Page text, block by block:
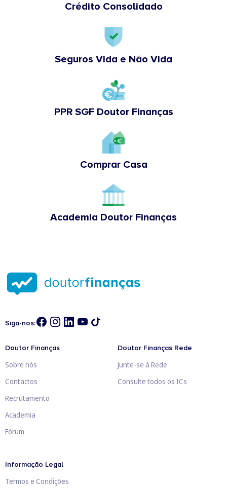
Crédito Consolidado
Seguros Vida e Não Vida
PPR SGF Doutor Finanças
Comprar Casa
Academia Doutor Finanças
Siga-nos:
Doutor Finanças
Sobre nós
Contactos
Recrutamento
Academia
Fórum
Doutor Finanças Rede
Junte-se à Rede
Consulte todos os ICs
Informação Legal
Termos e Condições